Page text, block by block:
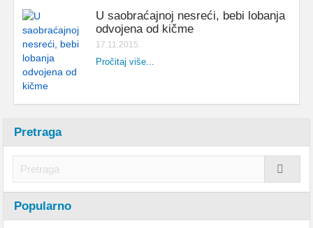
U saobraćajnoj nesreći, bebi lobanja
odvojena od kičme
17.11.2015.
Pročitaj više...
Pretraga
Popularno